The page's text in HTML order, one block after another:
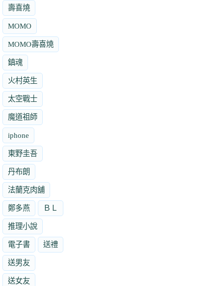
壽喜燒
MOMO
MOMO壽喜燒
鎮魂
火村英生
太空戰士
魔道祖師
iphone
東野圭吾
丹布朗
法蘭克肉舖
鄭多燕 ＢＬ
推理小說
電子書 送禮
送男友
送女友